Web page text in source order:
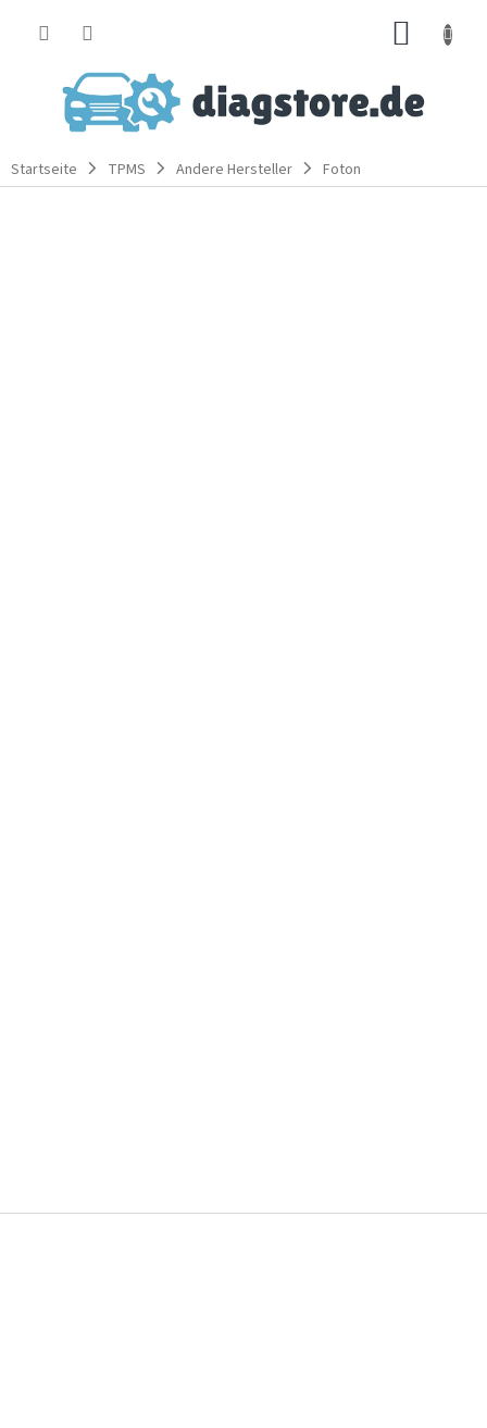
Startseite TPMS Andere Hersteller Foton